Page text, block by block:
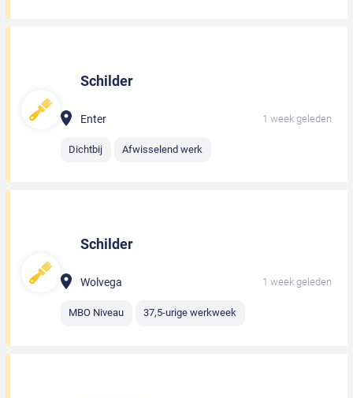
Schilder
Enter 1 week geleden
Dichtbij Afwisselend werk
Schilder
Wolvega 1 week geleden
MBO Niveau 37,5-urige werkweek